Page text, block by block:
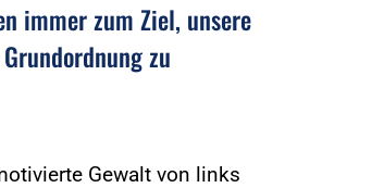
immer zum Ziel, unsere
zu
Gewalt von links